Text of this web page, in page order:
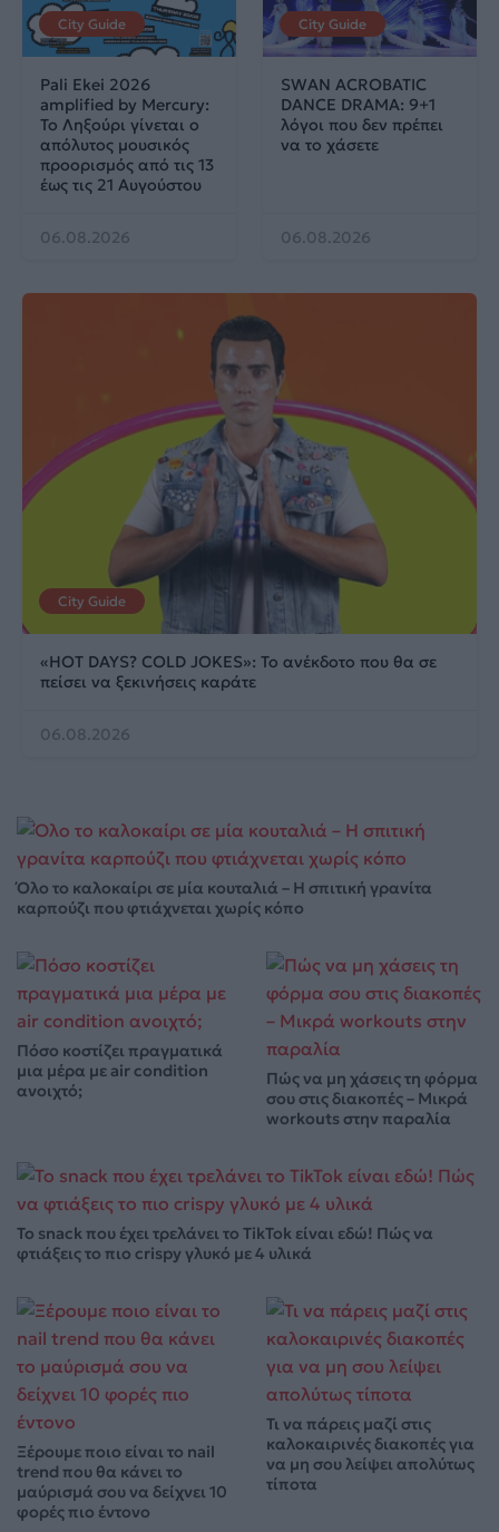
City Guide
Pali Ekei 2026
amplified by Mercury:
Το Ληξούρι γίνεται ο
απόλυτος μουσικός
προορισμός από τις 13
έως τις 21 Αυγούστου
06.08.2026
City Guide
SWAN ACROBATIC
DANCE DRAMA: 9+1
λόγοι που δεν πρέπει
να το χάσετε
06.08.2026
City Guide
«HOT DAYS? COLD JOKES»: Το ανέκδοτο που θα σε
πείσει να ξεκινήσεις καράτε
06.08.2026
Όλο το καλοκαίρι σε μία κουταλιά – Η σπιτική γρανίτα
καρπούζι που φτιάχνεται χωρίς κόπο
Πόσο κοστίζει πραγματικά
μια μέρα με air condition
ανοιχτό;
Πώς να μη χάσεις τη φόρμα
σου στις διακοπές – Μικρά
workouts στην παραλία
Το snack που έχει τρελάνει το TikTok είναι εδώ! Πώς να
φτιάξεις το πιο crispy γλυκό με 4 υλικά
Ξέρουμε ποιο είναι το nail
trend που θα κάνει το
μαύρισμά σου να δείχνει 10
φορές πιο έντονο
Τι να πάρεις μαζί στις
καλοκαιρινές διακοπές για
να μη σου λείψει απολύτως
τίποτα